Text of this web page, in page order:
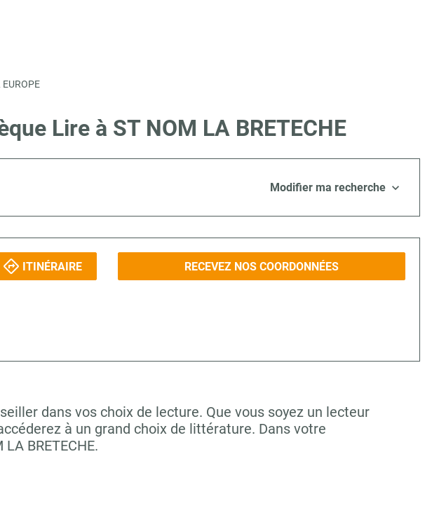
EUROPE
Lire à ST NOM LA BRETECHE
Modifier ma recherche
ITINÉRAIRE RECEVEZ NOS COORDONNÉES
dans vos choix de lecture. Que vous soyez un lecteur
à un grand choix de littérature. Dans votre
BRETECHE.